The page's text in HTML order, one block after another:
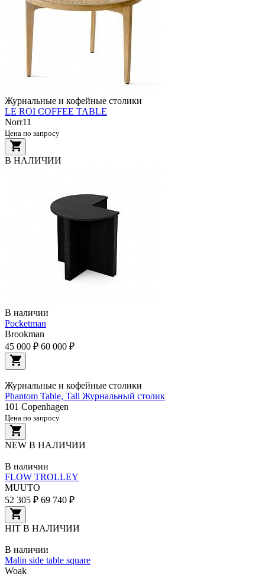
Журнальные и кофейные столики
LE ROI COFFEE TABLE
Norr11
Цена по запросу
В НАЛИЧИИ
В наличии
Pocketman
Brookman
45 000 ₽ 60 000 ₽
Журнальные и кофейные столики
Phantom Table, Tall Журнальный столик
101 Copenhagen
Цена по запросу
NEW В НАЛИЧИИ
В наличии
FLOW TROLLEY
MUUTO
52 305 ₽ 69 740 ₽
HIT В НАЛИЧИИ
В наличии
Malin side table square
Woak